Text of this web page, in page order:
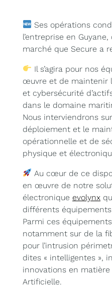
Ses opérations
l’entreprise en Guyane,
marché que Secure a
Il s’agira pour nos
œuvre et de maintenir
et cybersécurité
dans le domaine
Nous interviendrons
déploiement et le
opérationnelle et de
physique et
Au cœur de ce
en œuvre de notre
électronique evolynx
différents
Parmi ces
notamment sur de la
pour l’intrusion
dites « intelligentes »,
innovations en matière
Artificielle.